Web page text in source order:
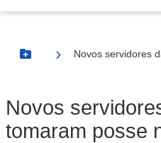
Botão Menu
Novos servidores
Novos
tomaram posse